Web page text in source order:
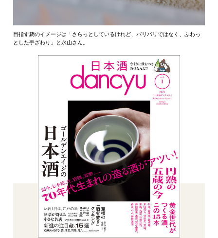
目指す麹のイメージは「さらっとしているけれど、パリパリではなく、ふわっ
とした手ざわり」と永山さん。